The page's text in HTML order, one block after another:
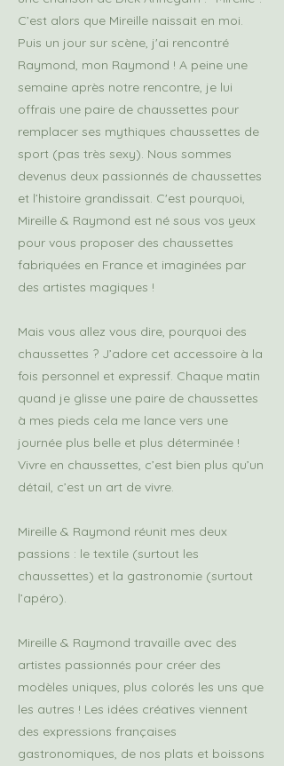
C’est alors que Mireille naissait en moi.
Puis un jour sur scène, j'ai rencontré
Raymond, mon Raymond ! A peine une
semaine après notre rencontre, je lui
offrais une paire de chaussettes pour
remplacer ses mythiques chaussettes de
sport (pas très sexy). Nous sommes
devenus deux passionnés de chaussettes
et l’histoire grandissait. C'est pourquoi,
Mireille & Raymond est né sous vos yeux
pour vous proposer des chaussettes
fabriquées en France et imaginées par
des artistes magiques !
Mais vous allez vous dire, pourquoi des
chaussettes ? J’adore cet accessoire à la
fois personnel et expressif. Chaque matin
quand je glisse une paire de chaussettes
à mes pieds cela me lance vers une
journée plus belle et plus déterminée !
Vivre en chaussettes, c’est bien plus qu’un
détail, c’est un art de vivre.
Mireille & Raymond réunit mes deux
passions : le textile (surtout les
chaussettes) et la gastronomie (surtout
l’apéro).
Mireille & Raymond travaille avec des
artistes passionnés pour créer des
modèles uniques, plus colorés les uns que
les autres ! Les idées créatives viennent
des expressions françaises
gastronomiques, de nos plats et boissons